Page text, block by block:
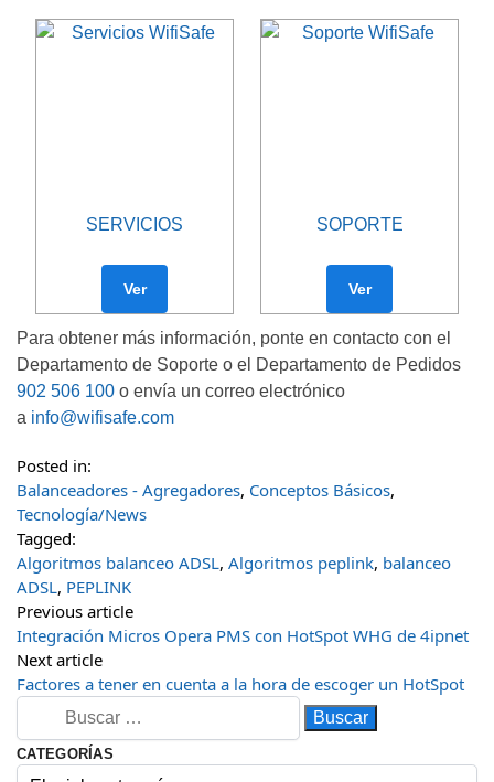
SERVICIOS
Ver
SOPORTE
Ver
Para obtener más información, ponte en contacto con el
Departamento de Soporte o el Departamento de Pedidos
902 506 100 o envía un correo electrónico
a info@wifisafe.com
Posted in:
Balanceadores - Agregadores, Conceptos Básicos,
Tecnología/News
Tagged:
Algoritmos balanceo ADSL, Algoritmos peplink, balanceo
ADSL, PEPLINK
Previous article
Integración Micros Opera PMS con HotSpot WHG de 4ipnet
Next article
Factores a tener en cuenta a la hora de escoger un HotSpot
CATEGORÍAS